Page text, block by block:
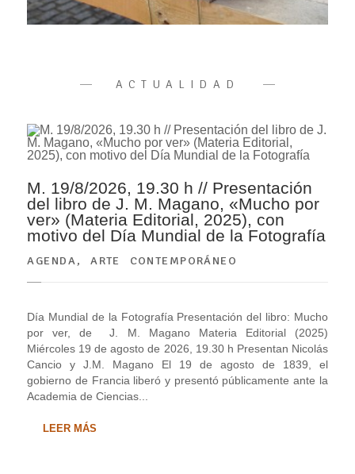
ACTUALIDAD
M. 19/8/2026, 19.30 h // Presentación
del libro de J. M. Magano, «Mucho por
ver» (Materia Editorial, 2025), con
motivo del Día Mundial de la Fotografía
AGENDA,ARTE CONTEMPORÁNEO
Día Mundial de la Fotografía Presentación del libro: Mucho
por ver, de J. M. Magano Materia Editorial (2025)
Miércoles 19 de agosto de 2026, 19.30 h Presentan Nicolás
Cancio y J.M. Magano El 19 de agosto de 1839, el
gobierno de Francia liberó y presentó públicamente ante la
Academia de Ciencias...
LEER MÁS